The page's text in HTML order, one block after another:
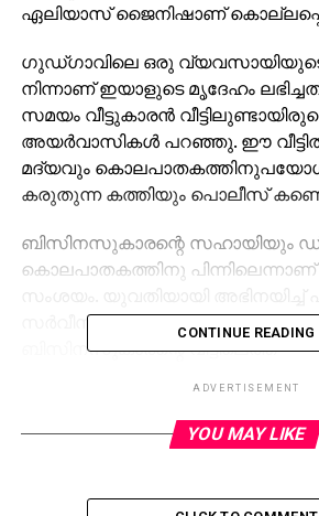
ഏലിയാസ് ജൈനിഷാണ്
ഗുഡ്ഗാവിലെ ഒരു വ്യവസായിയുടെ
നിന്നാണ് ഇയാളുടെ മൃദേഹം
സമയം വീട്ടുകാരന്‍
അയര്‍വാസികള്‍ പറഞ്ഞു. ഈ വീട്ടില്‍
മദ്യവും
കരുതുന്ന കത്തിയും പൊലീസ്
ബിസിനസുകാരന്റെ സഹായിയും
കൊലപാതകത്തിനു
സര്‍വീസിനു യുവാവ്
ബിസിനസുകാരന്റെ വീട്ടിലെത്ത
വഞ്ചന ബോധ്യമായപ്പോള്‍
പൊലീസ് പറഞ്ഞു.
CONTINUE READING
ADVERTISEMENT
YOU MAY LIKE